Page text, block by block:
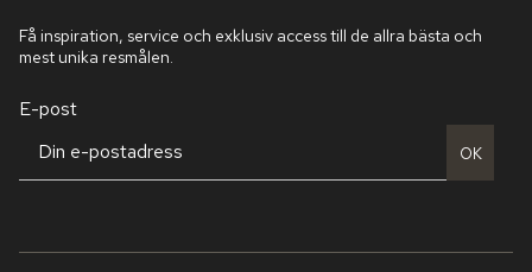
Få inspiration, service och exklusiv access till de allra bästa och
mest unika resmålen.
E-post
OK